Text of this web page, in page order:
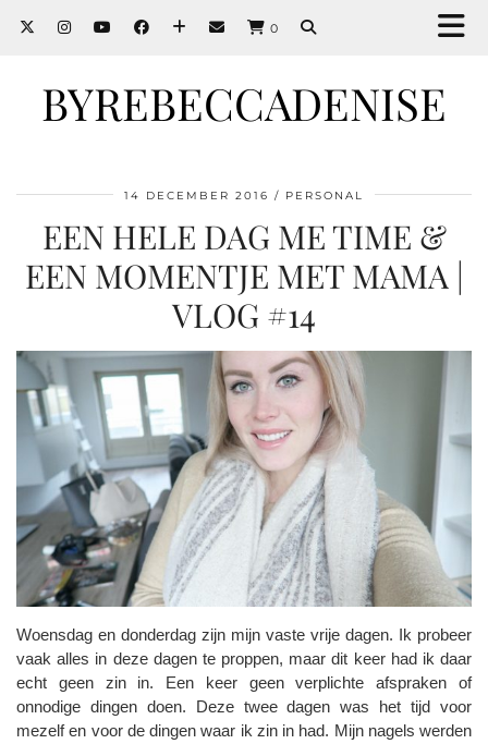
0
BYREBECCADENISE
14 DECEMBER 2016 PERSONAL
EEN HELE DAG ME TIME &
EEN MOMENTJE MET MAMA |
VLOG #14
Woensdag en donderdag zijn mijn vaste vrije dagen. Ik probeer
vaak alles in deze dagen te proppen, maar dit keer had ik daar
echt geen zin in. Een keer geen verplichte afspraken of
onnodige dingen doen. Deze twee dagen was het tijd voor
mezelf en voor de dingen waar ik zin in had. Mijn nagels werden